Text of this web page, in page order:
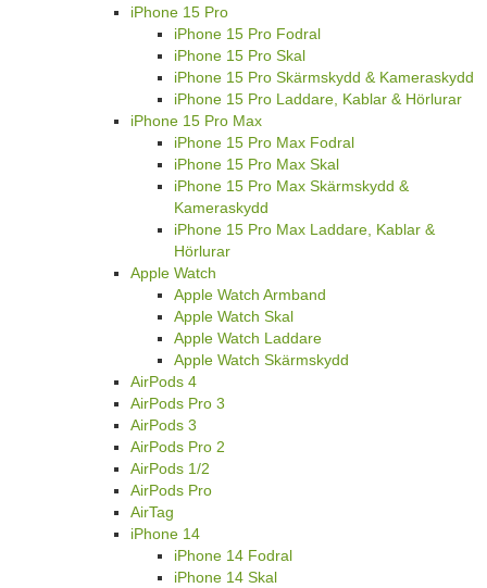
iPhone 15 Pro
iPhone 15 Pro Fodral
iPhone 15 Pro Skal
iPhone 15 Pro Skärmskydd & Kameraskydd
iPhone 15 Pro Laddare, Kablar & Hörlurar
iPhone 15 Pro Max
iPhone 15 Pro Max Fodral
iPhone 15 Pro Max Skal
iPhone 15 Pro Max Skärmskydd &
Kameraskydd
iPhone 15 Pro Max Laddare, Kablar &
Hörlurar
Apple Watch
Apple Watch Armband
Apple Watch Skal
Apple Watch Laddare
Apple Watch Skärmskydd
AirPods 4
AirPods Pro 3
AirPods 3
AirPods Pro 2
AirPods 1/2
AirPods Pro
AirTag
iPhone 14
iPhone 14 Fodral
iPhone 14 Skal